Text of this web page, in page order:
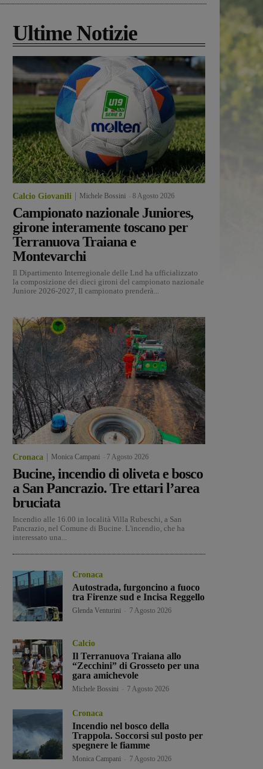
Ultime Notizie
Calcio Giovanili Michele Bossini 8 Agosto 2026
Campionato nazionale Juniores,
girone interamente toscano per
Terranuova Traiana e
Montevarchi
Il Dipartimento Interregionale delle Lnd ha ufficializzato
la composizione dei dieci gironi del campionato nazionale
Juniore 2026-2027, Il campionato prenderà...
Cronaca Monica Campani 7 Agosto 2026
Bucine, incendio di oliveta e bosco
a San Pancrazio. Tre ettari l’area
bruciata
Incendio alle 16.00 in località Villa Rubeschi, a San
Pancrazio, nel Comune di Bucine. L'incendio, che ha
interessato una...
Cronaca
Autostrada, furgoncino a fuoco
tra Firenze sud e Incisa Reggello
Glenda Venturini 7 Agosto 2026
Calcio
Il Terranuova Traiana allo
“Zecchini” di Grosseto per una
gara amichevole
Michele Bossini 7 Agosto 2026
Cronaca
Incendio nel bosco della
Trappola. Soccorsi sul posto per
spegnere le fiamme
Monica Campani 7 Agosto 2026